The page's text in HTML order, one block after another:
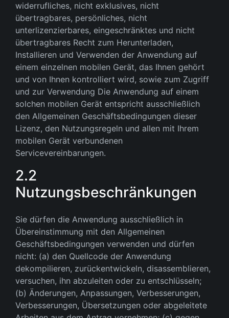
widerrufliches, nicht exklusives, nicht
übertragbares, persönliches, nicht
unterlizenzierbares, eingeschränktes und nicht
übertragbares Recht zum Herunterladen,
Installieren und Verwenden der Anwendung auf
einem einzelnen mobilen Gerät, das Ihnen gehört
und von Ihnen kontrolliert wird, sowie zum Zugriff
und zur Verwendung Die Anwendung auf einem
solchen mobilen Gerät entspricht ausschließlich
den Allgemeinen Geschäftsbedingungen dieser
Lizenz, den Nutzungsregeln und allen mit Ihrem
mobilen Gerät verbundenen
Servicevereinbarungen.
2.2
Nutzungsbeschränkungen
Sie dürfen die Anwendung ausschließlich in
Übereinstimmung mit den Allgemeinen
Geschäftsbedingungen verwenden und dürfen
nicht: (a) den Quellcode der Anwendung
dekompilieren, zurückentwickeln, disassemblieren,
versuchen, ihn abzuleiten oder zu entschlüsseln;
(b) Änderungen, Anpassungen, Verbesserungen,
Verbesserungen, Übersetzungen oder abgeleitete